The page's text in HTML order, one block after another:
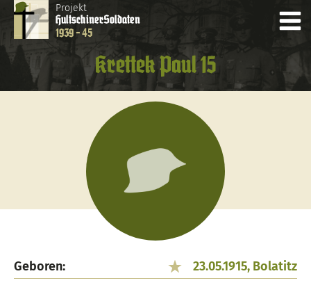
Projekt
HultschinerSoldaten
1939 - 45
Krettek Paul 15
Geboren: 23.05.1915, Bolatitz